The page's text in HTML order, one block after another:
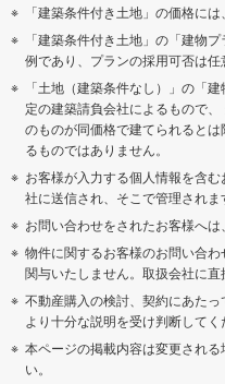
「建築条件付き土地」の価格に
「建築条件付き土地」の「建物
例であり、プランの採用可否は任
「土地（建築条件なし）」の「
定の建築請負会社によるもので
のものが同価格で建てられると
るものではありません。
お客様が入力する個人情報を含
社に送信され、そこで管理されま
お問い合わせをされたお客様へは
物件に関するお客様のお問い合
関与いたしません。取扱会社に直
不動産購入の検討、契約にあた
より十分な説明を受け判断してく
本ページの掲載内容は変更され
い。